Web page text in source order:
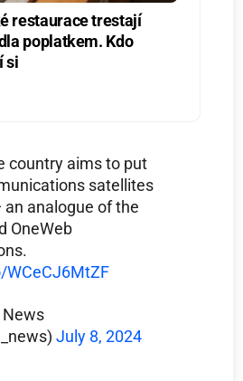
restaurace trestají
poplatkem. Kdo
si
country aims to put
satellites
analogue of the
OneWeb
July 8, 2024